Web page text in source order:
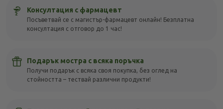
Консултация с фармацевт
Посъветвай се с магистър-фармацевт онлайн! Безплатна
консултация с отговор до 1 час!
Подарък мостра с всяка поръчка
Получи подарък с всяка своя покупка, без оглед на
стойността – тествай различни продукти!